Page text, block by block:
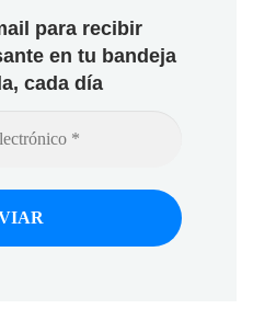
para recibir
en tu bandeja
cada día